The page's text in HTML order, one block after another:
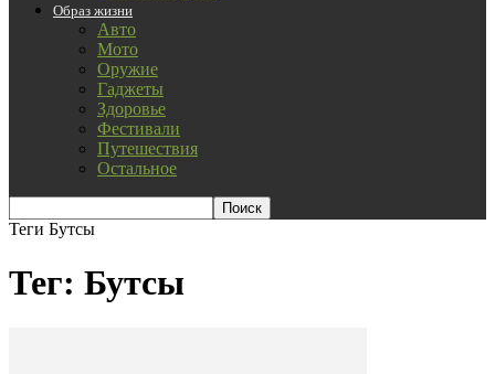
Образ жизни
Авто
Мото
Оружие
Гаджеты
Здоровье
Фестивали
Путешествия
Остальное
Теги Бутсы
Тег: Бутсы